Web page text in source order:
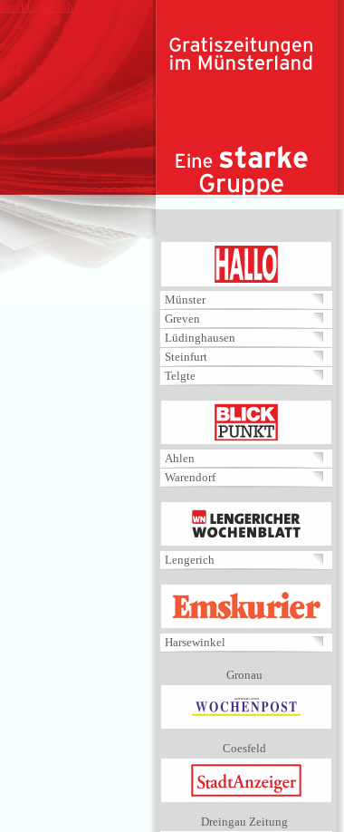
Direkt zum Inhalt
Münster
Greven
Lüdinghausen
Steinfurt
Telgte
BLICKPUNKT
Ahlen
Warendorf
MENÜ
Lengerich
EMSKURIER
Harsewinkel
Gronau
Coesfeld
Dreingau Zeitung